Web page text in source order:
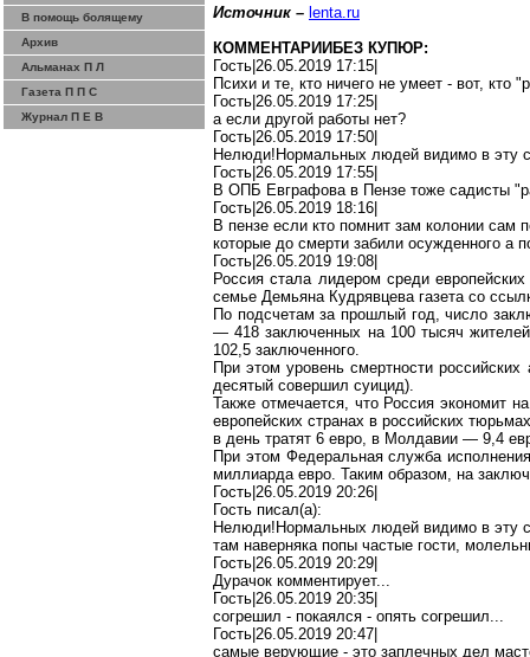
В помощь болящему
Архив
Альманах П Л
Газета П П С
Журнал П Е В
Источник – lenta.ru
КОММЕНТАРИИБЕЗ КУПЮР:
Гость|26.05.2019 17:15|
Психи и те, кто ничего не умеет - вот, кто
Гость|26.05.2019 17:25|
а если другой работы нет?
Гость|26.05.2019 17:50|
Нелюди!Нормальных людей видимо в эту
Гость|26.05.2019 17:55|
В ОПБ Евграфова в Пензе тоже садисты
Гость|26.05.2019 18:16|
В пензе если кто помнит зам колонии сам
которые до смерти забили осужденного а
Гость|26.05.2019 19:08|
Россия стала лидером среди
семье Демьяна Кудрявцева газета со
По подсчетам за прошлый год, число
— 418 заключенных на 100 тысяч
102,5 заключенного.
При этом уровень смертности
десятый совершил суицид).
Также отмечается, что Россия экономит
европейских странах в российских
в день тратят 6 евро, в Молдавии — 9,4
При этом Федеральная служба
миллиарда евро. Таким образом, на
Гость|26.05.2019 20:26|
Гость писал(a):
Нелюди!Нормальных людей видимо в эту
там наверняка попы частые гости,
Гость|26.05.2019 20:29|
Дурачок комментирует...
Гость|26.05.2019 20:35|
согрешил - покаялся - опять согрешил...
Гость|26.05.2019 20:47|
самые верующие - это заплечных дел